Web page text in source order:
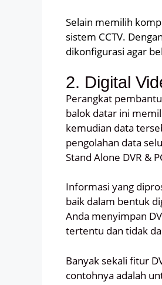
Selain memilih
sistem CCTV.
dikonfigurasi agar
2. Digital
Perangkat
balok datar ini
kemudian data
pengolahan data
Stand Alone DVR &
Informasi yang
baik dalam bentuk
Anda menyimpan
tertentu dan tidak
Banyak sekali fitur
contohnya adalah